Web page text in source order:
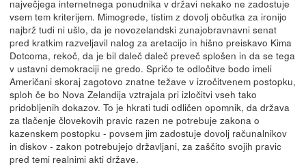
največjega internetnega ponudnika v državi nekako ne zadostuje
vsem tem kriterijem. Mimogrede, tistim z dovolj občutka za ironijo
najbrž tudi ni ušlo, da je novozelandski zunajobravnavni senat
pred kratkim razveljavil nalog za aretacijo in hišno preiskavo Kima
Dotcoma, rekoč, da je bil daleč daleč preveč splošen in da se tega
v ustavni demokraciji ne gredo. Spričo te odločitve bodo imeli
Američani skoraj zagotovo znatne težave v izročitvenem postopku,
sploh če bo Nova Zelandija vztrajala pri izločitvi vseh tako
pridobljenih dokazov. To je hkrati tudi odličen opomnik, da država
za tlačenje človekovih pravic razen ne potrebuje zakona o
kazenskem postopku - povsem jim zadostuje dovolj računalnikov
in diskov - zakon potrebujejo državljani, za zaščito svojih pravic
pred temi realnimi akti države.